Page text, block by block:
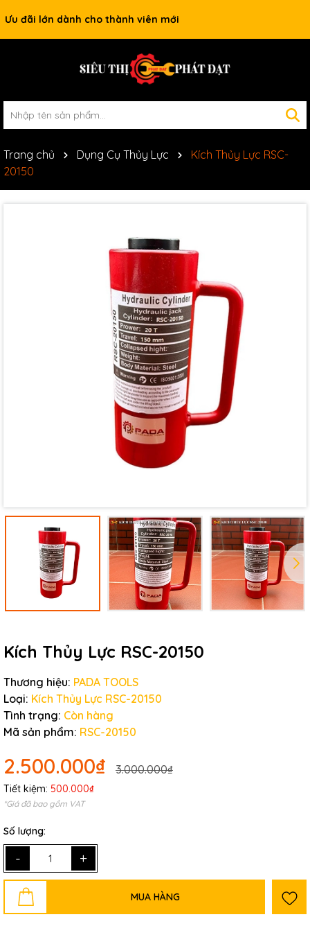
Ưu đãi lớn dành cho thành viên mới
Trang chủ Dụng Cụ Thủy Lực
Kích Thủy Lực RSC-
20150
Kích Thủy Lực RSC-20150
Thương hiệu: PADA TOOLS
Loại: Kích Thủy Lực RSC-20150
Tình trạng: Còn hàng
Mã sản phẩm: RSC-20150
2.500.000₫ 3.000.000₫
Tiết kiệm: 500.000₫
*Giá đã bao gồm VAT
Số lượng:
- +
MUA HÀNG
Ngày hết hạn:
Điều kiện: